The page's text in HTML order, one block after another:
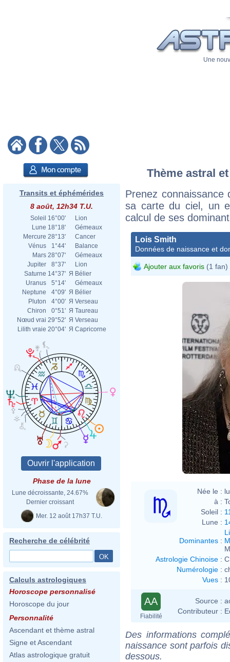
Une
Transits et éphémérides
8 août, 12h34 T.U.
Soleil 16°00'
Lion
Lune 18°18'
Gémeaux
Mercure 28°13'
Cancer
Vénus
1°44'
Balance
Mars 28°07'
Gémeaux
Jupiter
8°37'
Lion
Saturne 14°37' Я Bélier
Uranus
5°14'
Gémeaux
Neptune
4°09' Я Bélier
Pluton
4°00' Я Verseau
Chiron
0°51' Я Taureau
Nœud vrai 29°52' Я Verseau
Lilith vraie 20°04' Я Capricorne
Phase de la lune
Lune décroissante, 24.67%
Dernier croissant
Mer. 12 août 17h37 T.U.
Recherche de célébrité
Calculs astrologiques
Horoscope personnalisé
Horoscope du jour
Personnalité
Ascendant et thème astral
Signe et Ascendant
Atlas astrologique gratuit
Thème astral
Prenez
sa carte du ciel, un
calcul de ses
Lois Smith
Données de naissance et
Ajouter aux favoris (1 fan)
Née le :
à :
Soleil :
Lune :
Dominantes :
Astrologie Chinoise :
Numérologie :
Vues :
AA
Fiabilité
Source :
Contributeur :
Des informations
naissance sont parfois
dessous.